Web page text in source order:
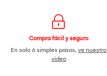
Compra fácil y seguro
En solo 6 simples pasos, ve nuestro
video